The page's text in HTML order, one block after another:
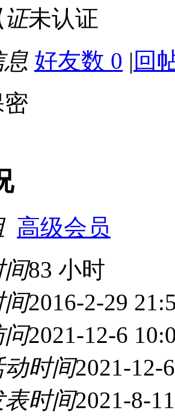
证未认证
好友数 0 | 回
高级会员
83 小时
间2016-2-29
问2021-12-6
动时间2021-12-
表时间2021-8-